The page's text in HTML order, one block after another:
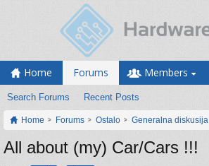
Home Forums
Search Forums Recent Posts
Members
Home Forums Ostalo Generalna diskusija
All about (my) Car/Cars !!!